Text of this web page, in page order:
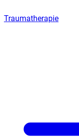
Traumatherapie